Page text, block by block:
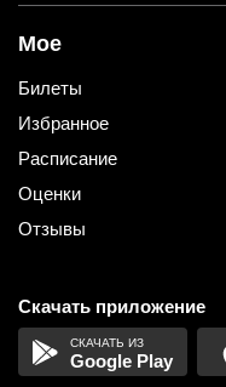
Мое
Билеты
Избранное
Расписание
Оценки
Отзывы
Скачать приложение
Google Play